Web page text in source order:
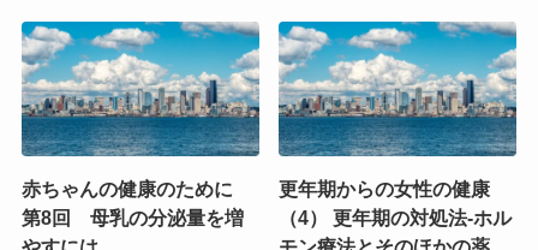
赤ちゃんの健康のために
第8回 母乳の分泌量を増
更年期からの女性の健康
（4） 更年期の対処法-ホル